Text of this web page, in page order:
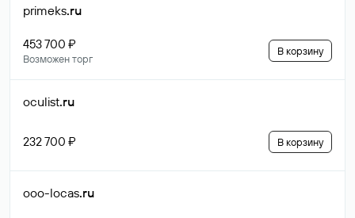
primeks.ru
453 700 ₽
Возможен торг
В корзину
oculist.ru
232 700 ₽ В корзину
ooo-locas.ru